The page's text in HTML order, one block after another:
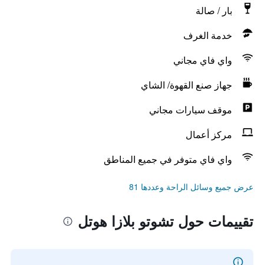
بار / صالة
خدمة الغرف
واي فاي مجاني
جهاز صنع القهوة/ الشاي
موقف سيارات مجاني
مركز أعمال
واي فاي متوفر في جميع المناطق
عرض جميع وسائل الراحة وعددها 81
تقييمات حول تشوتو بلازا هوتل